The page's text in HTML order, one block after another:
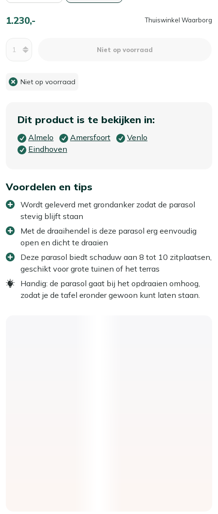
1.230,- Thuiswinkel Waarborg
Niet op voorraad
Niet op voorraad
Dit product is te bekijken in:
Almelo Amersfoort
Venlo
Eindhoven
Voordelen en tips
Wordt geleverd met grondanker zodat de parasol
stevig blijft staan
Met de draaihendel is deze parasol erg eenvoudig
open en dicht te draaien
Deze parasol biedt schaduw aan 8 tot 10 zitplaatsen,
geschikt voor grote tuinen of het terras
Handig: de parasol gaat bij het opdraaien omhoog,
zodat je de tafel eronder gewoon kunt laten staan.